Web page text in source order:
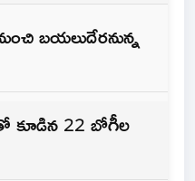
బయలుదేరనున్న
కూడిన 22 బోగీల